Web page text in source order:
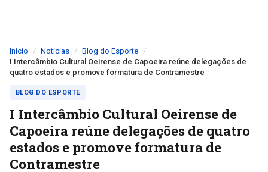
Início Notícias
Blog do Esporte
I Intercâmbio Cultural Oeirense de Capoeira reúne delegações de
quatro estados e promove formatura de Contramestre
BLOG DO ESPORTE
I Intercâmbio Cultural Oeirense de
Capoeira reúne delegações de quatro
estados e promove formatura de
Contramestre